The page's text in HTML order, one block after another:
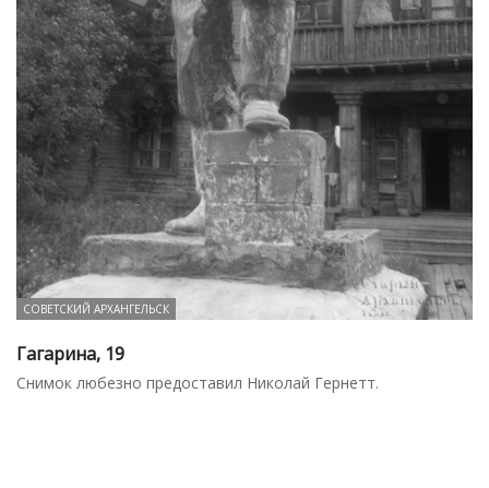
СОВЕТСКИЙ АРХАНГЕЛЬСК
Гагарина, 19
Снимок любезно предоставил Николай Гернетт.